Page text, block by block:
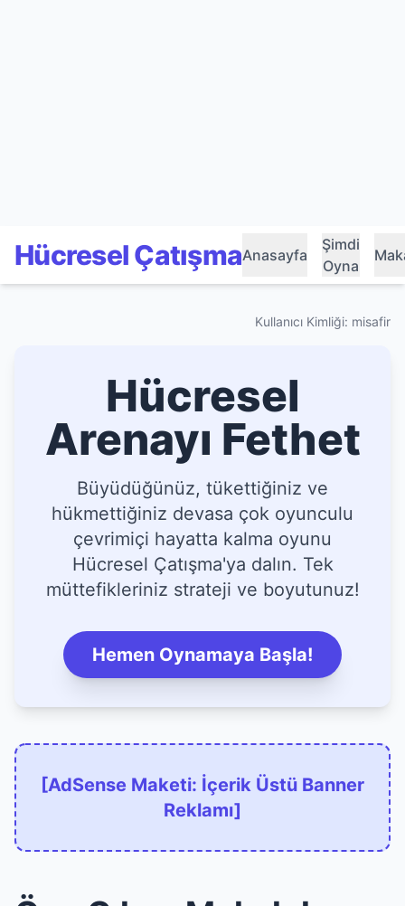
Hücresel ÇatışmaAnasayfa
Şimdi
Oyna
Kullanıcı Kimliği: misafir
Hücresel
Arenayı Fethet
Büyüdüğünüz, tükettiğiniz ve
hükmettiğiniz devasa çok oyunculu
çevrimiçi hayatta kalma oyunu
Hücresel Çatışma'ya dalın. Tek
müttefikleriniz strateji ve boyutunuz!
Hemen Oynamaya Başla!
[AdSense Maketi: İçerik Üstü Banner
Reklamı]